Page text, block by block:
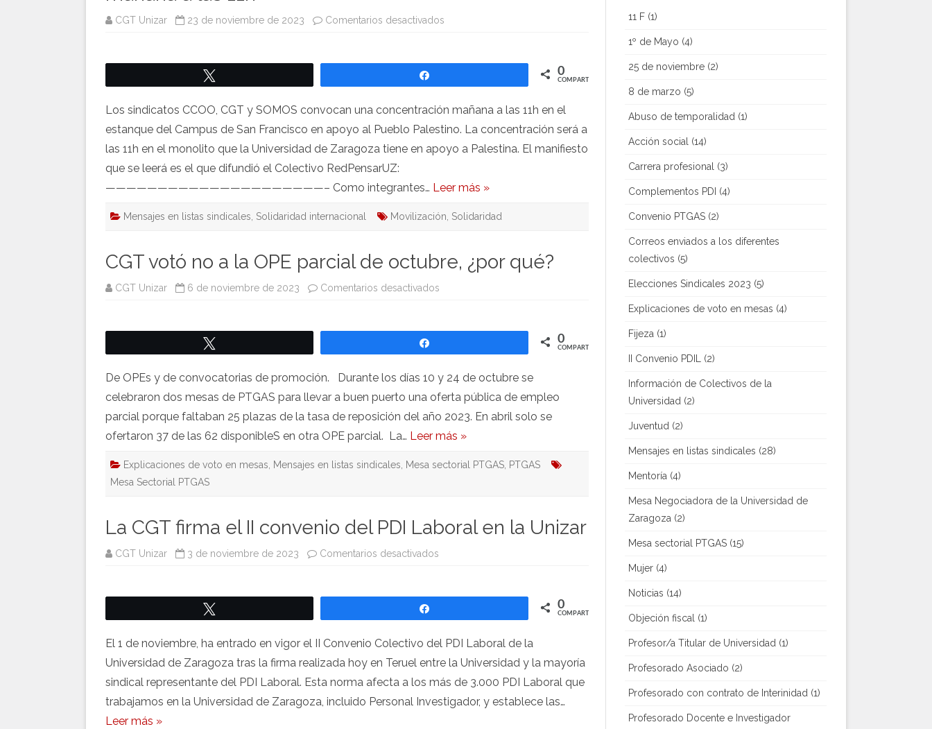
CGT Unizar 23 de noviembre de 2023 Comentarios desactivados
del
Palestino
mañana
a
las
11h
0
COMPARTIR
Los sindicatos CCOO, CGT y SOMOS convocan una concentración mañana a las 11h en el
estanque del Campus de San Francisco en apoyo al Pueblo Palestino. La concentración será a
las 11h en el monolito que la Universidad de Zaragoza tiene en apoyo a Palestina. El manifiesto
que se leerá es el que difundió el Colectivo RedPensarUZ:
—————————————————————– Como integrantes… Leer más »
Mensajes en listas sindicales, Solidaridad internacional Movilización, Solidaridad
CGT votó no a la OPE parcial de octubre, ¿por qué?
CGT Unizar 6 de noviembre de 2023 Comentarios desactivados
parcial
octubre,
¿por
qué?
0
COMPARTIR
De OPEs y de convocatorias de promoción. Durante los días 10 y 24 de octubre se
celebraron dos mesas de PTGAS para llevar a buen puerto una oferta pública de empleo
parcial porque faltaban 25 plazas de la tasa de reposición del año 2023. En abril solo se
ofertaron 37 de las 62 disponibleS en otra OPE parcial. La… Leer más »
Explicaciones de voto en mesas, Mensajes en listas sindicales, Mesa sectorial PTGAS, PTGAS
Mesa Sectorial PTGAS
La CGT firma el II convenio del PDI Laboral en la Unizar
CGT Unizar 3 de noviembre de 2023 Comentarios desactivados
del
Laboral
en
la
Unizar
0
COMPARTIR
El 1 de noviembre, ha entrado en vigor el II Convenio Colectivo del PDI Laboral de la
Universidad de Zaragoza tras la firma realizada hoy en Teruel entre la Universidad y la mayoría
sindical representante del PDI Laboral. Esta norma afecta a los más de 3.000 PDI Laboral que
trabajamos en la Universidad de Zaragoza, incluido Personal Investigador, y establece las…
Leer más »
11 F(1)
1º de Mayo (4)
25 de noviembre(2)
8 de marzo (5)
Abuso de temporalidad(1)
Acción social(14)
Carrera profesional(3)
Complementos PDI (4)
Convenio PTGAS(2)
Correos enviados a los diferentes
colectivos (5)
Elecciones Sindicales 2023 (5)
Explicaciones de voto en mesas (4)
Fijeza(1)
II Convenio PDIL(2)
Información de Colectivos de la
Universidad(2)
Juventud(2)
Mensajes en listas sindicales (28)
Mentoría(4)
Mesa Negociadora de la Universidad de
Zaragoza(2)
Mesa sectorial PTGAS(15)
Mujer(4)
Noticias (14)
Objeción fiscal(1)
Profesor/a Titular de Universidad(1)
Profesorado Asociado (2)
Profesorado con contrato de Interinidad(1)
Profesorado Docente e Investigador